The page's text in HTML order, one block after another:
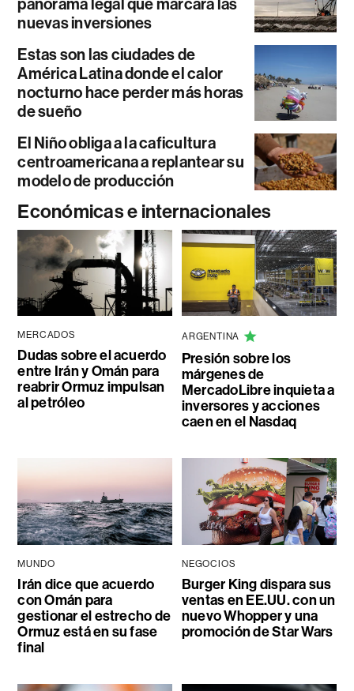
nuevas inversiones
Estas son las ciudades de
América Latina donde el calor
nocturno hace perder más horas
de sueño
El Niño obliga a la caficultura
centroamericana a replantear su
modelo de producción
Económicas e internacionales
MERCADOS
Dudas sobre el acuerdo
entre Irán y Omán para
reabrir Ormuz impulsan
al petróleo
ARGENTINA
Presión sobre los
márgenes de
MercadoLibre inquieta a
inversores y acciones
caen en el Nasdaq
MUNDO
Irán dice que acuerdo
con Omán para
gestionar el estrecho de
Ormuz está en su fase
final
NEGOCIOS
Burger King dispara sus
ventas en EE.UU. con un
nuevo Whopper y una
promoción de Star Wars